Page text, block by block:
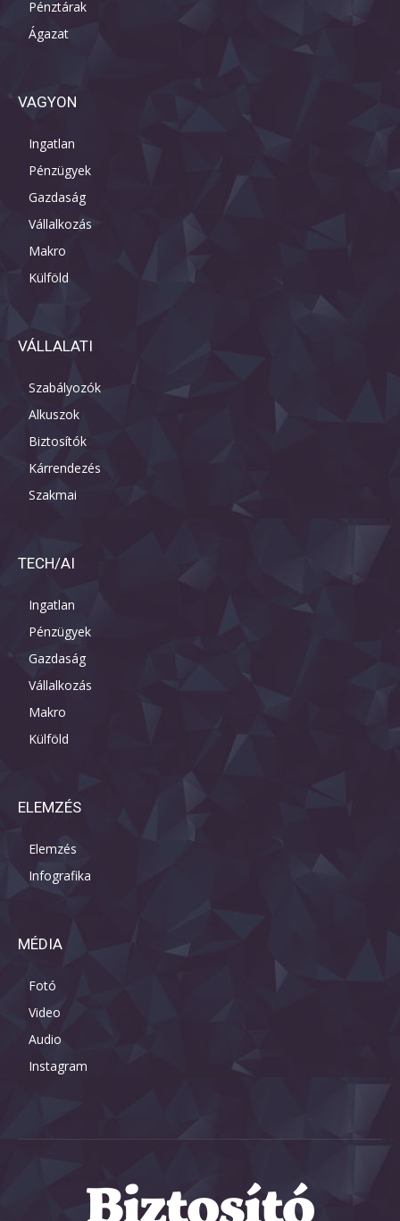
Pénztárak
Ágazat
VAGYON
Ingatlan
Pénzügyek
Gazdaság
Vállalkozás
Makro
Külföld
VÁLLALATI
Szabályozók
Alkuszok
Biztosítók
Kárrendezés
Szakmai
TECH/AI
Ingatlan
Pénzügyek
Gazdaság
Vállalkozás
Makro
Külföld
ELEMZÉS
Elemzés
Infografika
MÉDIA
Fotó
Video
Audio
Instagram